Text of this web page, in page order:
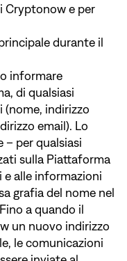
Cryptonow e per
durante il
informare
di qualsiasi
indirizzo
email). Lo
– per qualsiasi
sulla Piattaforma
alle informazioni
grafia del nome nel
a quando il
un nuovo indirizzo
le comunicazioni